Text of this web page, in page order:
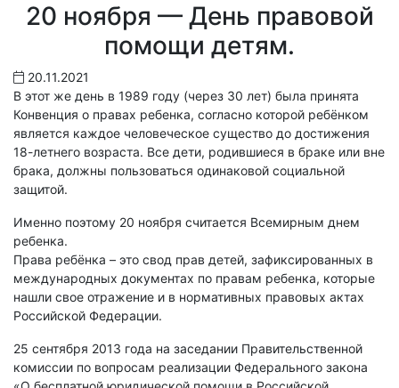
20 ноября — День правовой
помощи детям.
20.11.2021
В этот же день в 1989 году (через 30 лет) была принята
Конвенция о правах ребенка, согласно которой ребёнком
является каждое человеческое существо до достижения
18-летнего возраста. Все дети, родившиеся в браке или вне
брака, должны пользоваться одинаковой социальной
защитой.
Именно поэтому 20 ноября считается Всемирным днем
ребенка.
Права ребёнка – это свод прав детей, зафиксированных в
международных документах по правам ребенка, которые
нашли свое отражение и в нормативных правовых актах
Российской Федерации.
25 сентября 2013 года на заседании Правительственной
комиссии по вопросам реализации Федерального закона